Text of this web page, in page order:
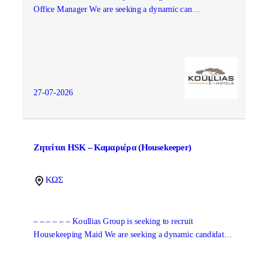
Office Manager We are seeking a dynamic can…
27-07-2026
Ζητείται HSK – Καμαριέρα (Housekeeper)
ΚΩΣ
– – – – – – Koullias Group is seeking to recruit
Housekeeping Maid We are seeking a dynamic candidat…